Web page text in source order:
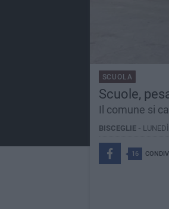
SCUOLA
Scuole,
Il comune si
BISCEGLIE -
16